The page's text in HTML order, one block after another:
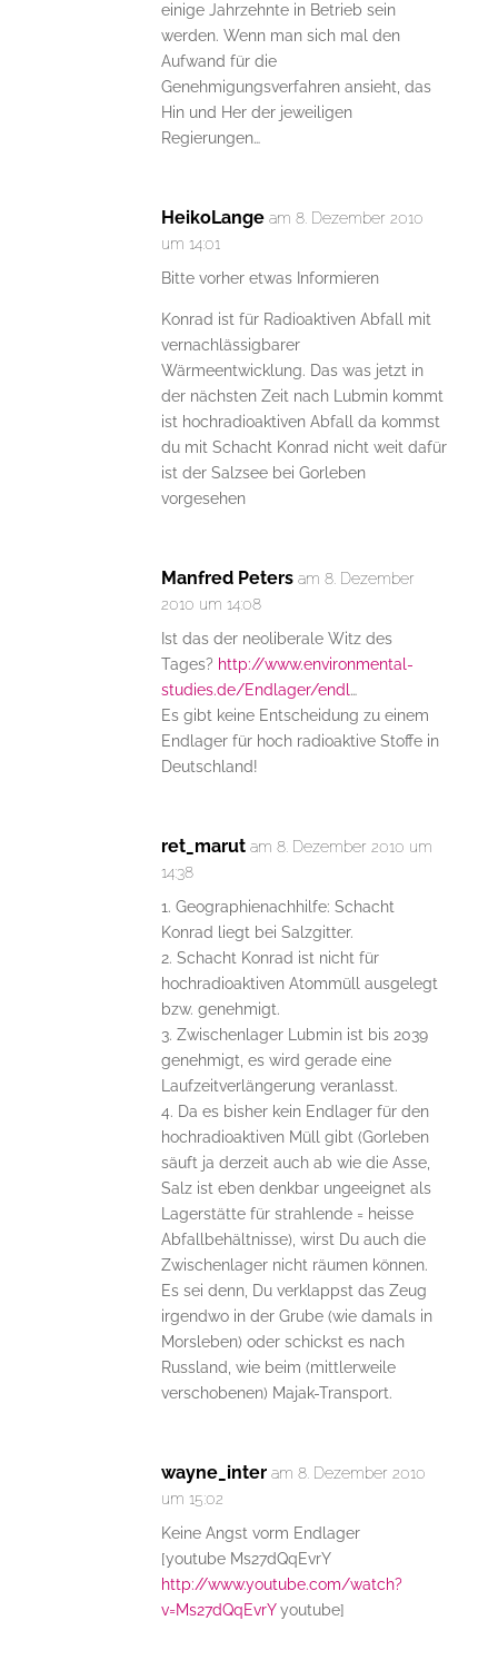
einige Jahrzehnte in Betrieb sein
werden. Wenn man sich mal den
Aufwand für die
Genehmigungsverfahren ansieht, das
Hin und Her der jeweiligen
Regierungen…
HeikoLange am 8. Dezember 2010
um 14:01
Bitte vorher etwas Informieren
Konrad ist für Radioaktiven Abfall mit
vernachlässigbarer
Wärmeentwicklung. Das was jetzt in
der nächsten Zeit nach Lubmin kommt
ist hochradioaktiven Abfall da kommst
du mit Schacht Konrad nicht weit dafür
ist der Salzsee bei Gorleben
vorgesehen
Manfred Peters am 8. Dezember
2010 um 14:08
Ist das der neoliberale Witz des
Tages? http://www.environmental-
studies.de/Endlager/endl …
Es gibt keine Entscheidung zu einem
Endlager für hoch radioaktive Stoffe in
Deutschland!
ret_marut am 8. Dezember 2010 um
14:38
1. Geographienachhilfe: Schacht
Konrad liegt bei Salzgitter.
2. Schacht Konrad ist nicht für
hochradioaktiven Atommüll ausgelegt
bzw. genehmigt.
3. Zwischenlager Lubmin ist bis 2039
genehmigt, es wird gerade eine
Laufzeitverlängerung veranlasst.
4. Da es bisher kein Endlager für den
hochradioaktiven Müll gibt (Gorleben
säuft ja derzeit auch ab wie die Asse,
Salz ist eben denkbar ungeeignet als
Lagerstätte für strahlende = heisse
Abfallbehältnisse), wirst Du auch die
Zwischenlager nicht räumen können.
Es sei denn, Du verklappst das Zeug
irgendwo in der Grube (wie damals in
Morsleben) oder schickst es nach
Russland, wie beim (mittlerweile
verschobenen) Majak-Transport.
wayne_inter am 8. Dezember 2010
um 15:02
Keine Angst vorm Endlager
[youtube Ms27dQqEvrY
http://www.youtube.com/watch?
v=Ms27dQqEvrYyoutube]